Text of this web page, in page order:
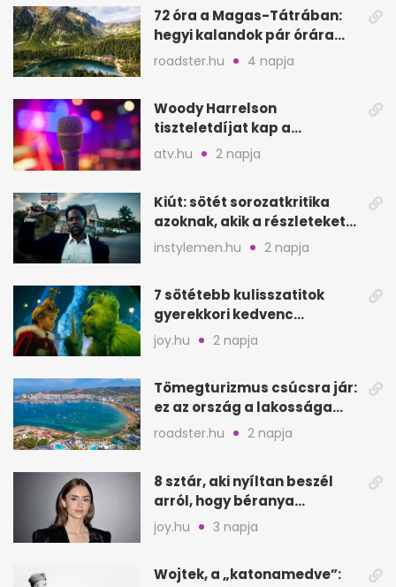
72 óra a Magas-Tátrában:
hegyi kalandok pár órára
Magyarországtól
roadster.hu 4 napja
Woody Harrelson
tiszteletdíjat kap a
Szarajevói Filmfesztiválon
atv.hu 2 napja
Kiút: sötét sorozatkritika
azoknak, akik a részleteket
keresik
instylemen.hu 2 napja
7 sötétebb kulisszatitok
gyerekkori kedvenc
filmjeinkről a Joy szerint
joy.hu 2 napja
Tömegturizmus csúcsra jár:
ez az ország a lakossága
kétszeresét fogadja
roadster.hu 2 napja
8 sztár, aki nyíltan beszél
arról, hogy béranya
segítette a családalapítást
joy.hu 3 napja
Wojtek, a „katonamedve”: